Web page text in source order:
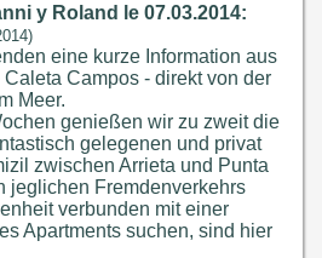
y Roland le 07.03.2014:
eine kurze Information aus
Campos - direkt von der
Meer.
genießen wir zu zweit die
gelegenen und privat
zwischen Arrieta und Punta
jeglichen Fremdenverkehrs
verbunden mit einer
Apartments suchen, sind hier